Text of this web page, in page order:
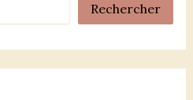
Rechercher